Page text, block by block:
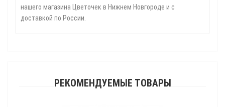
нашего магазина Цветочек в Нижнем Новгороде и с
доставкой по России.
РЕКОМЕНДУЕМЫЕ ТОВАРЫ